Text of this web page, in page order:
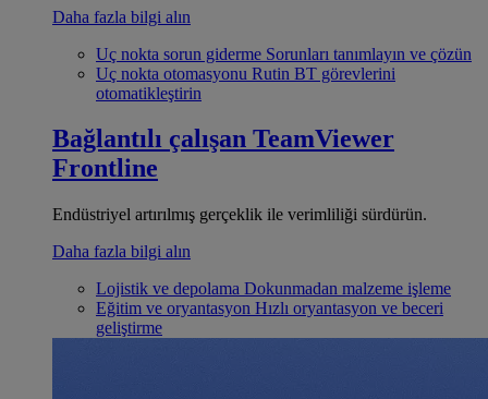
Daha fazla bilgi alın
Uç nokta sorun giderme Sorunları tanımlayın ve çözün
Uç nokta otomasyonu Rutin BT görevlerini
otomatikleştirin
Bağlantılı çalışan TeamViewer
Frontline
Endüstriyel artırılmış gerçeklik ile verimliliği sürdürün.
Daha fazla bilgi alın
Lojistik ve depolama Dokunmadan malzeme işleme
Eğitim ve oryantasyon Hızlı oryantasyon ve beceri
geliştirme